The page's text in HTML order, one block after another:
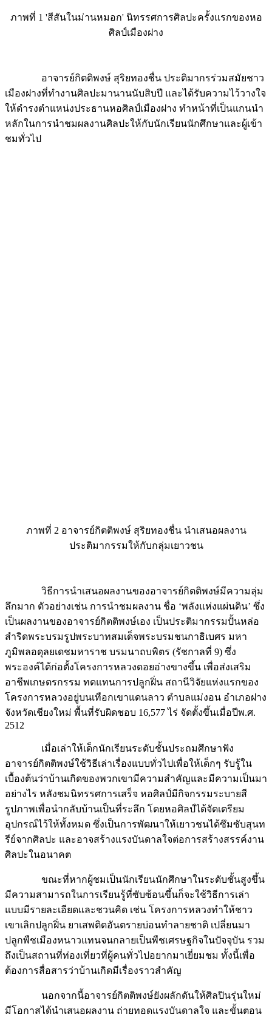
ภาพที่ 1 'สีสันในม่านหมอก' นิทรรศการศิลปะครั้งแรกของหอ
ศิลป์เมืองฝาง
อาจารย์กิตติพงษ์ สุริยทองชื่น ประติมากรร่วมสมัยชาว
เมืองฝางที่ทำงานศิลปะมานานนับสิบปี และได้รับความไว้วางใจ
ให้ดำรงตำแหน่งประธานหอศิลป์เมืองฝาง ทำหน้าที่เป็นแกนนำ
หลักในการนำชมผลงานศิลปะให้กับนักเรียนนักศึกษาและผู้เข้า
ชมทั่วไป
ภาพที่ 2 อาจารย์กิตติพงษ์ สุริยทองชื่น นำเสนอผลงาน
ประติมากรรมให้กับกลุ่มเยาวชน
วิธีการนำเสนอผลงานของอาจารย์กิตติพงษ์มีความลุ่ม
ลึกมาก ตัวอย่างเช่น การนำชมผลงาน ชื่อ ‘พลังแห่งแผ่นดิน’ ซึ่ง
เป็นผลงานของอาจารย์กิตติพงษ์เอง เป็นประติมากรรมปั้นหล่อ
สำริดพระบรมรูปพระบาทสมเด็จพระบรมชนกาธิเบศร มหา
ภูมิพลอดุลยเดชมหาราช บรมนาถบพิตร (รัชกาลที่ 9) ซึ่ง
พระองค์ได้ก่อตั้งโครงการหลวงดอยอ่างขางขึ้น เพื่อส่งเสริม
อาชีพเกษตรกรรม ทดแทนการปลูกฝิ่น สถานีวิจัยแห่งแรกของ
โครงการหลวงอยู่บนเทือกเขาแดนลาว ตำบลแม่งอน อำเภอฝาง
จังหวัดเชียงใหม่ พื้นที่รับผิดชอบ 16,577 ไร่ จัดตั้งขึ้นเมื่อปีพ.ศ.
2512
เมื่อเล่าให้เด็กนักเรียนระดับชั้นประถมศึกษาฟัง
อาจารย์กิตติพงษ์ใช้วิธีเล่าเรื่องแบบทั่วไปเพื่อให้เด็กๆ รับรู้ใน
เบื้องต้นว่าบ้านเกิดของพวกเขามีความสำคัญและมีความเป็นมา
อย่างไร หลังชมนิทรรศการเสร็จ หอศิลป์มีกิจกรรมระบายสี
รูปภาพเพื่อนำกลับบ้านเป็นที่ระลึก โดยหอศิลป์ได้จัดเตรียม
อุปกรณ์ไว้ให้ทั้งหมด ซึ่งเป็นการพัฒนาให้เยาวชนได้ซึมซับสุนท
รีย์จากศิลปะ และอาจสร้างแรงบันดาลใจต่อการสร้างสรรค์งาน
ศิลปะในอนาคต
ขณะที่หากผู้ชมเป็นนักเรียนนักศึกษาในระดับชั้นสูงขึ้น
มีความสามารถในการเรียนรู้ที่ซับซ้อนขึ้นก็จะใช้วิธีการเล่า
แบบมีรายละเอียดและชวนคิด เช่น โครงการหลวงทำให้ชาว
เขาเลิกปลูกฝิ่น ยาเสพติดอันตรายบ่อนทำลายชาติ เปลี่ยนมา
ปลูกพืชเมืองหนาวแทนจนกลายเป็นพืชเศรษฐกิจในปัจจุบัน รวม
ถึงเป็นสถานที่ท่องเที่ยวที่ผู้คนทั่วไปอยากมาเยี่ยมชม ทั้งนี้เพื่อ
ต้องการสื่อสารว่าบ้านเกิดมีเรื่องราวสำคัญ
นอกจากนี้อาจารย์กิตติพงษ์ยังผลักดันให้ศิลปินรุ่นใหม่
มีโอกาสได้นำเสนอผลงาน ถ่ายทอดแรงบันดาลใจ และขั้นตอน